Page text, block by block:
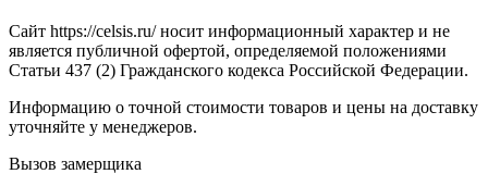
Сайт https://celsis.ru/ носит информационный характер и не
является публичной офертой, определяемой положениями
Статьи 437 (2) Гражданского кодекса Российской Федерации.
Информацию о точной стоимости товаров и цены на доставку
уточняйте у менеджеров.
Вызов замерщика